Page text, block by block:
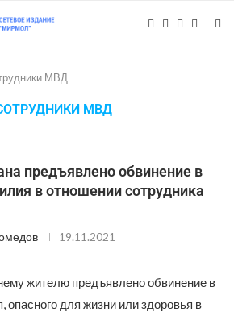
МВД
МВД
предъявлено обвинение в
в отношении сотрудника
19.11.2021
жителю предъявлено обвинение в
опасного для жизни или здоровья в